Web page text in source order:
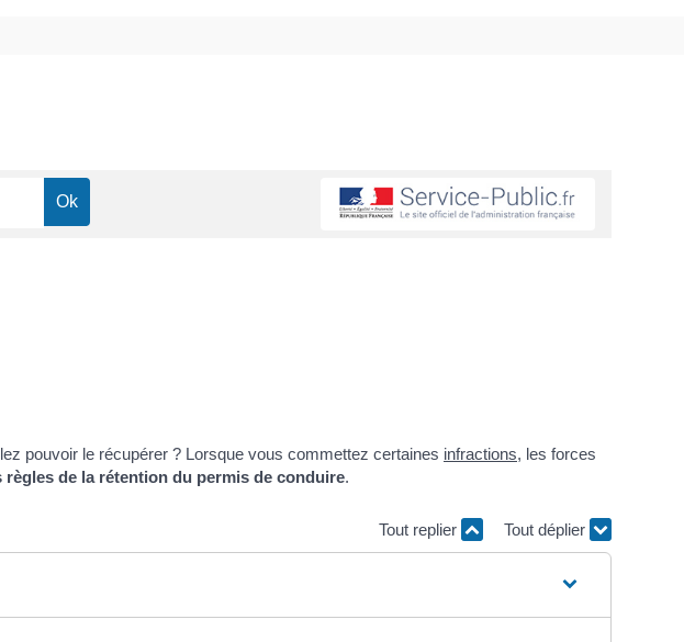
pouvoir le récupérer ? Lorsque vous commettez certaines infractions, les forces
règles de la rétention du permis de conduire.
Tout replier Tout déplier